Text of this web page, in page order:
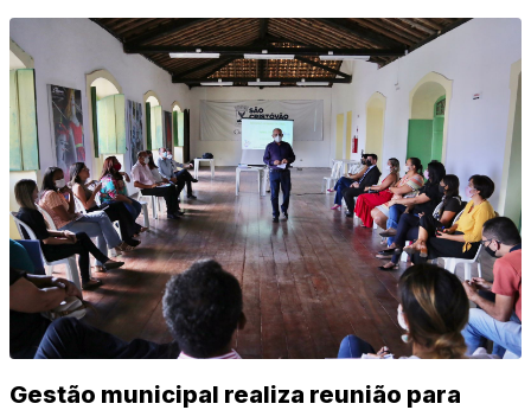
Gestão municipal realiza reunião para